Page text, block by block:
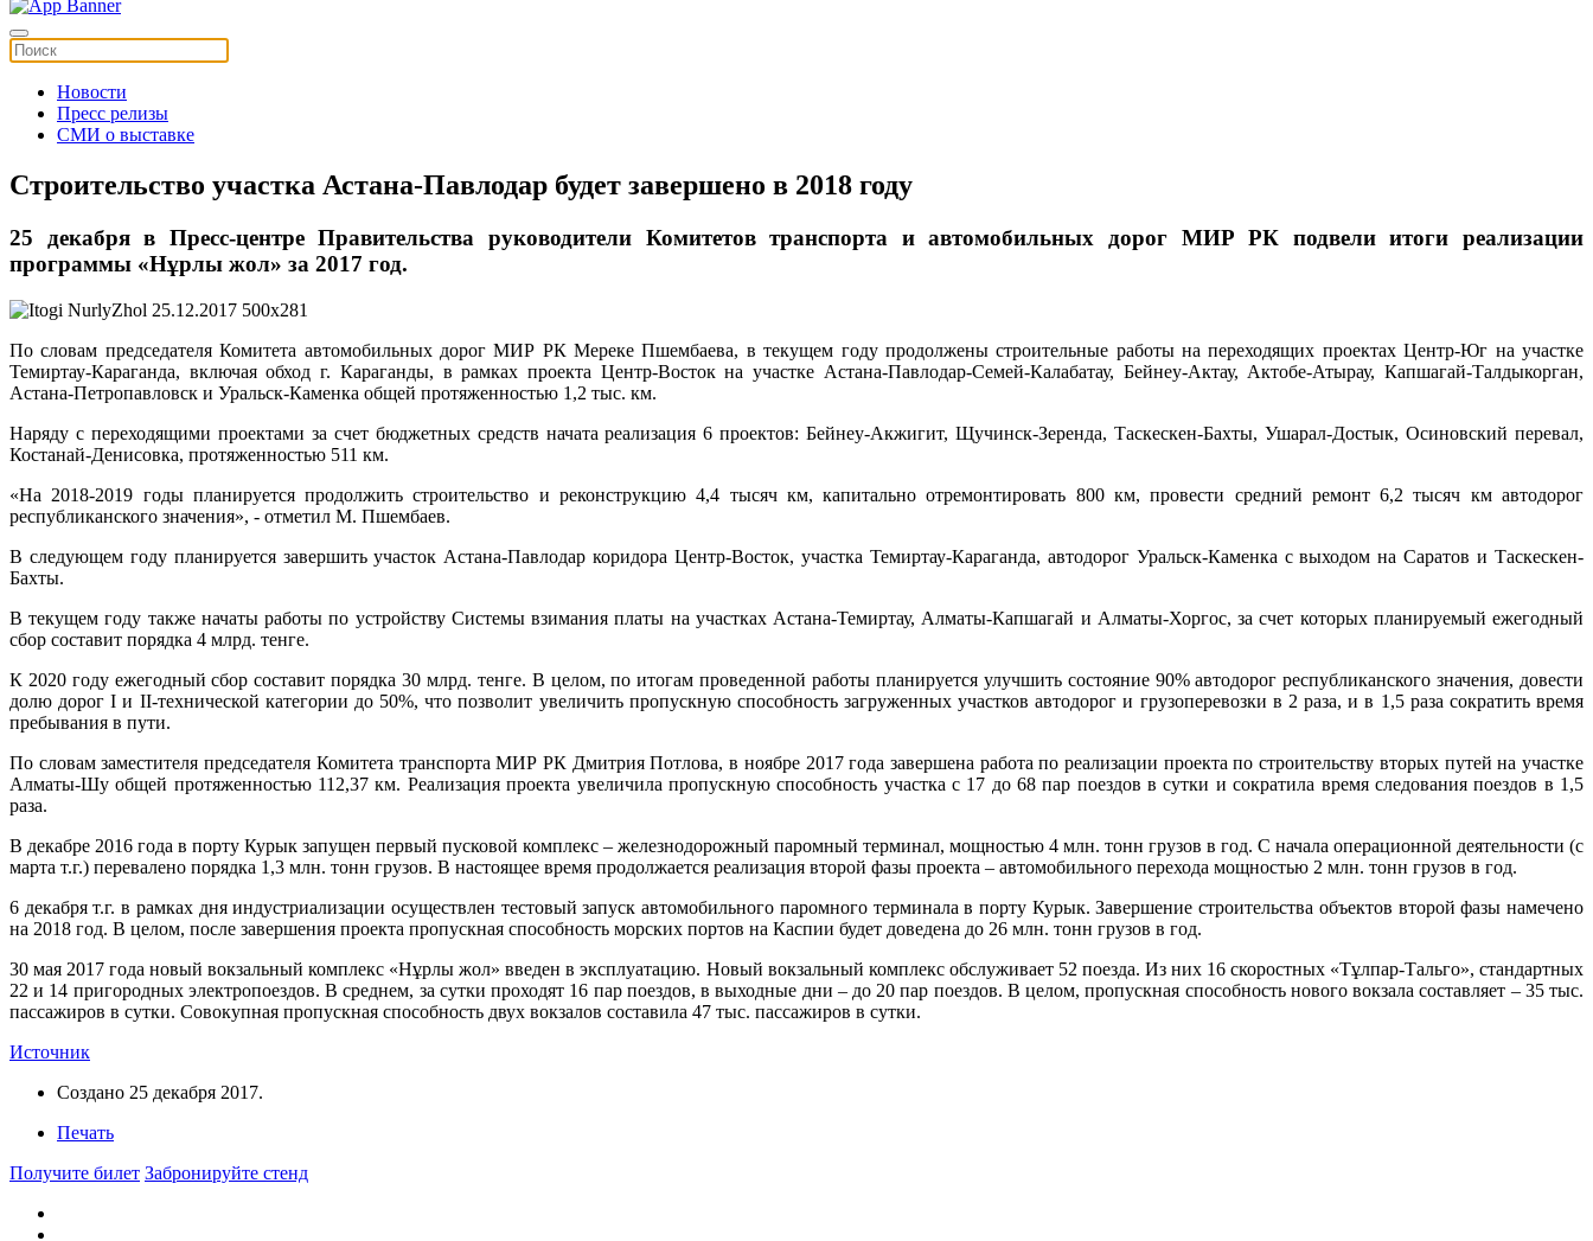
Новости
Пресс релизы
СМИ о выставке
Строительство участка Астана-Павлодар будет завершено в 2018 году
25 декабря в Пресс-центре Правительства руководители Комитетов транспорта и автомобильных дорог МИР РК подвели итоги реализации
программы «Нұрлы жол» за 2017 год.
По словам председателя Комитета автомобильных дорог МИР РК Мереке Пшембаева, в текущем году продолжены строительные работы на переходящих проектах Центр-Юг на участке
Темиртау-Караганда, включая обход г. Караганды, в рамках проекта Центр-Восток на участке Астана-Павлодар-Семей-Калабатау, Бейнеу-Актау, Актобе-Атырау, Капшагай-Талдыкорган,
Астана-Петропавловск и Уральск-Каменка общей протяженностью 1,2 тыс. км.
Наряду с переходящими проектами за счет бюджетных средств начата реализация 6 проектов: Бейнеу-Акжигит, Щучинск-Зеренда, Таскескен-Бахты, Ушарал-Достык, Осиновский перевал,
Костанай-Денисовка, протяженностью 511 км.
«На 2018-2019 годы планируется продолжить строительство и реконструкцию 4,4 тысяч км, капитально отремонтировать 800 км, провести средний ремонт 6,2 тысяч км автодорог
республиканского значения», - отметил М. Пшембаев.
В следующем году планируется завершить участок Астана-Павлодар коридора Центр-Восток, участка Темиртау-Караганда, автодорог Уральск-Каменка с выходом на Саратов и Таскескен-
Бахты.
В текущем году также начаты работы по устройству Системы взимания платы на участках Астана-Темиртау, Алматы-Капшагай и Алматы-Хоргос, за счет которых планируемый ежегодный
сбор составит порядка 4 млрд. тенге.
К 2020 году ежегодный сбор составит порядка 30 млрд. тенге. В целом, по итогам проведенной работы планируется улучшить состояние 90% автодорог республиканского значения, довести
долю дорог I и II-технической категории до 50%, что позволит увеличить пропускную способность загруженных участков автодорог и грузоперевозки в 2 раза, и в 1,5 раза сократить время
пребывания в пути.
По словам заместителя председателя Комитета транспорта МИР РК Дмитрия Потлова, в ноябре 2017 года завершена работа по реализации проекта по строительству вторых путей на участке
Алматы-Шу общей протяженностью 112,37 км. Реализация проекта увеличила пропускную способность участка с 17 до 68 пар поездов в сутки и сократила время следования поездов в 1,5
раза.
В декабре 2016 года в порту Курык запущен первый пусковой комплекс – железнодорожный паромный терминал, мощностью 4 млн. тонн грузов в год. С начала операционной деятельности (с
марта т.г.) перевалено порядка 1,3 млн. тонн грузов. В настоящее время продолжается реализация второй фазы проекта – автомобильного перехода мощностью 2 млн. тонн грузов в год.
6 декабря т.г. в рамках дня индустриализации осуществлен тестовый запуск автомобильного паромного терминала в порту Курык. Завершение строительства объектов второй фазы намечено
на 2018 год. В целом, после завершения проекта пропускная способность морских портов на Каспии будет доведена до 26 млн. тонн грузов в год.
30 мая 2017 года новый вокзальный комплекс «Нұрлы жол» введен в эксплуатацию. Новый вокзальный комплекс обслуживает 52 поезда. Из них 16 скоростных «Тұлпар-Тальго», стандартных
22 и 14 пригородных электропоездов. В среднем, за сутки проходят 16 пар поездов, в выходные дни – до 20 пар поездов. В целом, пропускная способность нового вокзала составляет – 35 тыс.
пассажиров в сутки. Совокупная пропускная способность двух вокзалов составила 47 тыс. пассажиров в сутки.
Источник
Создано 25 декабря 2017.
Печать
Получите билет Забронируйте стенд